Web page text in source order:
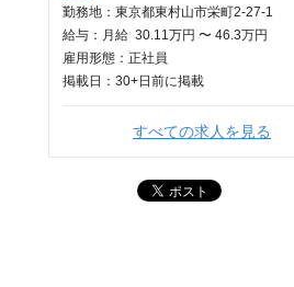
勤務地：東京都東村山市栄町2-27-1
給与： 月給 30.11万円 〜 46.3万円
雇用形態：正社員
掲載日： 30+日 前に掲載
すべての求人を見る